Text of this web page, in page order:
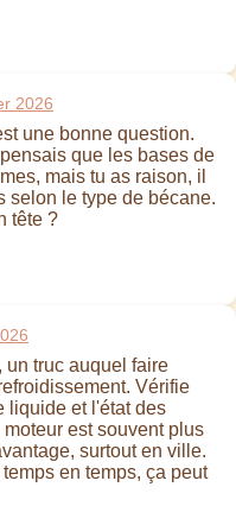
2026
une bonne question.
que les bases de
mais tu as raison, il
selon le type de bécane.
tête ?
un truc auquel faire
Vérifie
liquide et l'état des
est souvent plus
surtout en ville.
en temps, ça peut